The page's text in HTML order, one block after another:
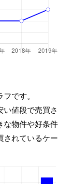
です。
値段で売買さ
な物件や好条件
されているケー